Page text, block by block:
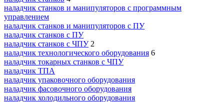
наладчик станков и манипуляторов с программным
управлением
наладчик станков и манипуляторов с ПУ
наладчик станков с ПУ
наладчик станков с ЧПУ 2
наладчик технологического оборудования 6
наладчик токарных станков с ЧПУ
наладчик ТПА
наладчик упаковочного оборудования
наладчик фасовочного оборудования
наладчик холодильного оборудования